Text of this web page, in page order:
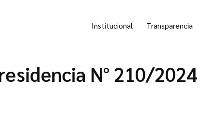
Institucional Transparencia
N° 210/2024